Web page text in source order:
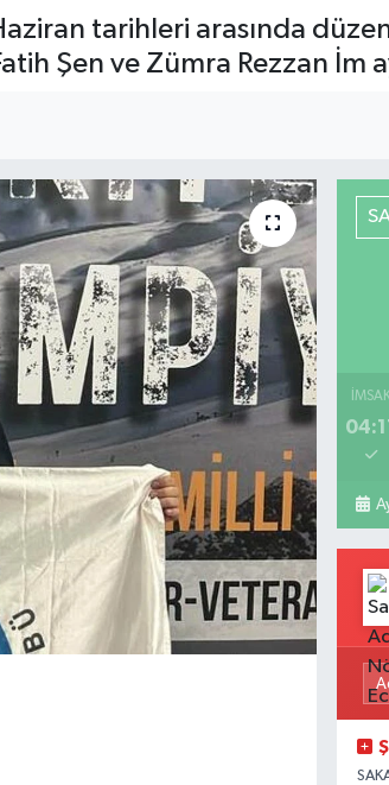
tarihleri arasında
Şen ve Zümra Rezzan İm
04:11